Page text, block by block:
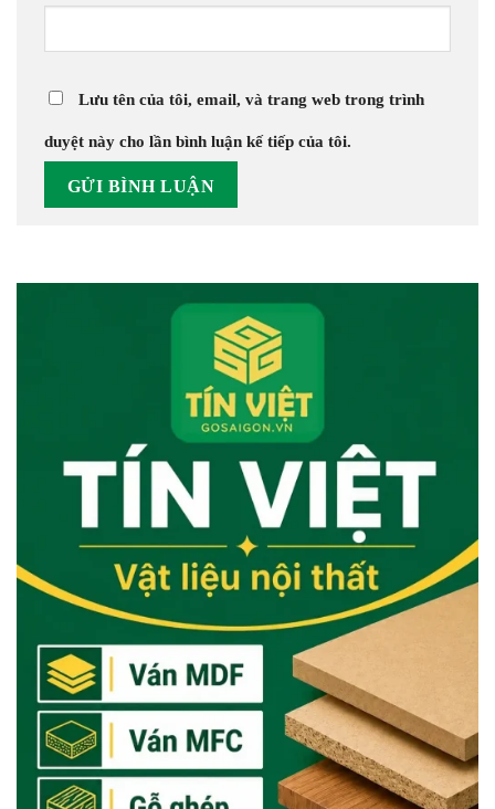
Lưu tên của tôi, email, và trang web trong trình
duyệt này cho lần bình luận kế tiếp của tôi.